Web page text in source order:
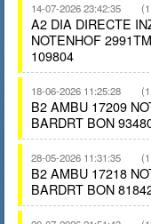
14-07-2026 23:42:35
A2 DIA DIRECTE
NOTENHOF
109804
18-06-2026 11:25:28
B2 AMBU 17209
BARDRT BON
28-05-2026 11:31:35
B2 AMBU 17218
BARDRT BON